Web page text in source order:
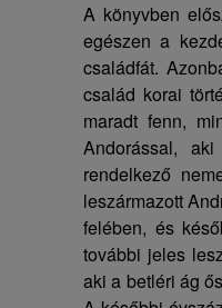
A könyvben
egészen a
családfát.
család korai
maradt fenn,
Andorással,
rendelkező
leszármazott
felében, és
további jeles
aki a betléri ág